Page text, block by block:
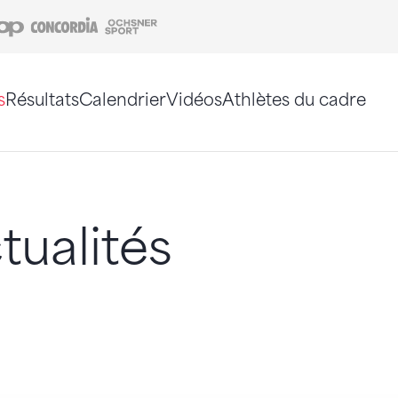
Coop Concordia
RésultatsCalendrierVidéosAthlètes du cadre